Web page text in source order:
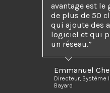
avantage est
de plus de 50
qui ajoute des
logiciel et qui
un réseau.”
Emmanuel
Directeur, Système
Bayard